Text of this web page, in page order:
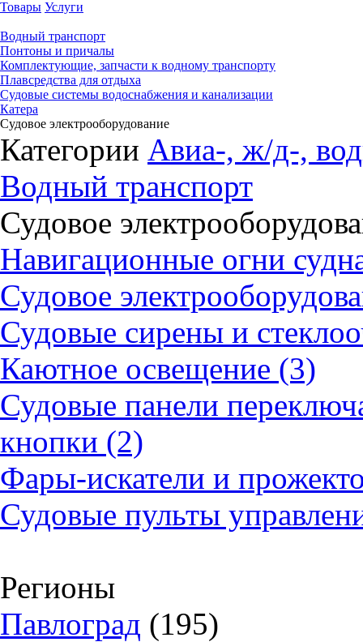
Товары Услуги
Водный транспорт
Понтоны и причалы
Комплектующие, запчасти к водному транспорту
Плавсредства для отдыха
Судовые системы водоснабжения и канализации
Катера
Судовое электрооборудование
Категории Авиа-, ж/д-,
Водный транспорт
Судовое
Навигационные огни
Судовое
Судовые сирены и
Каютное освещение (3)
Судовые панели
кнопки (2)
Фары-искатели и
Судовые пульты
Регионы
Павлоград (195)